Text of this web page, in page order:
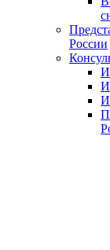
России